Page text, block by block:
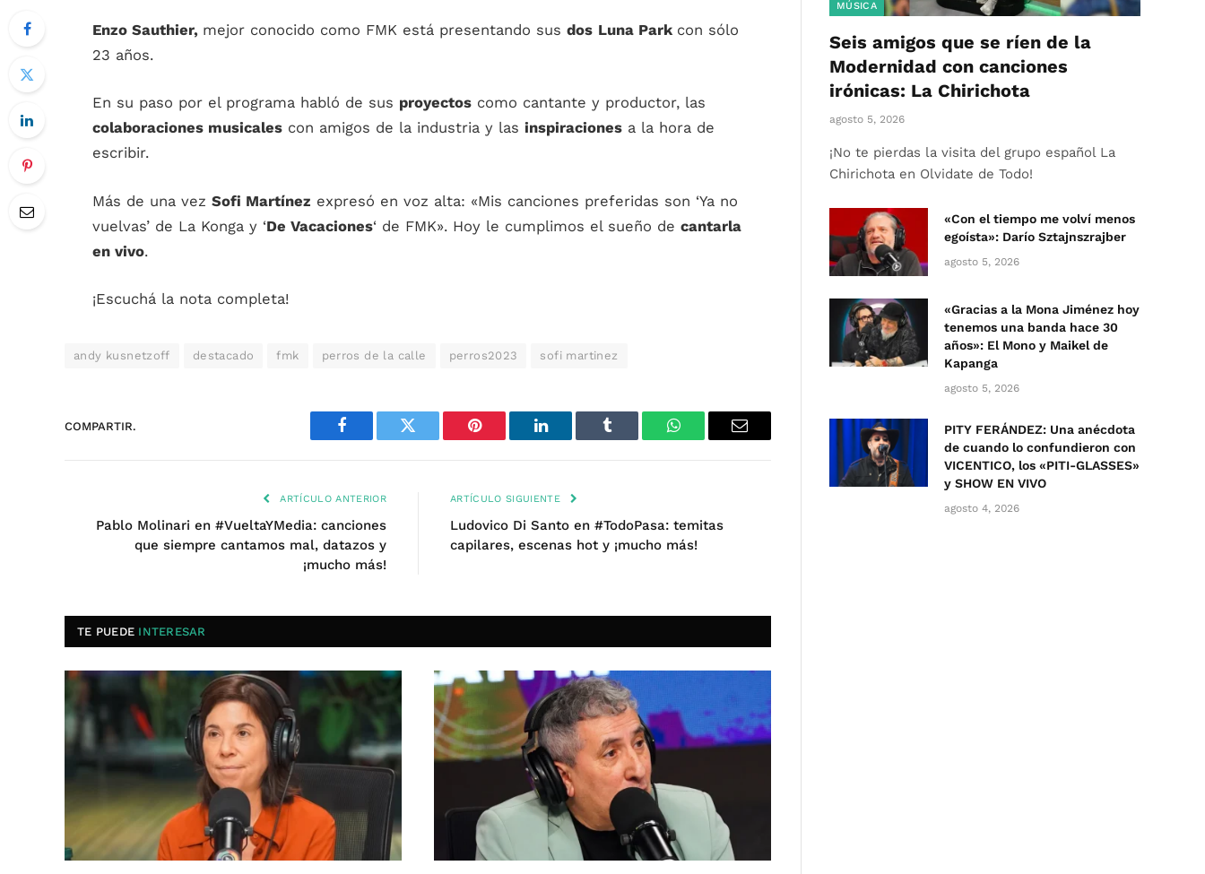
Enzo Sauthier, mejor conocido como FMK está presentando sus dos Luna Park con sólo
23 años.
En su paso por el programa habló de sus proyectos como cantante y productor, las
colaboraciones musicales con amigos de la industria y las inspiraciones a la hora de
escribir.
Más de una vez Sofi Martínez expresó en voz alta: «Mis canciones preferidas son ‘Ya no
vuelvas’ de La Konga y ‘De Vacaciones‘ de FMK». Hoy le cumplimos el sueño de cantarla
en vivo.
¡Escuchá la nota completa!
andy kusnetzoff destacado fmk perros de la calle perros2023 sofi martinez
COMPARTIR.
Facebook Twitter Pinterest LinkedIn Tumblr WhatsAppEmail
ARTÍCULO ANTERIOR
Pablo Molinari en #VueltaYMedia: canciones
que siempre cantamos mal, datazos y
¡mucho más!
ARTÍCULO SIGUIENTE
Ludovico Di Santo en #TodoPasa: temitas
capilares, escenas hot y ¡mucho más!
TE PUEDE INTERESAR
MÚSICA
Seis amigos que se ríen de la
Modernidad con canciones
irónicas: La Chirichota
agosto 5, 2026
¡No te pierdas la visita del grupo español La
Chirichota en Olvidate de Todo!
«Con el tiempo me volví menos
egoísta»: Darío Sztajnszrajber
agosto 5, 2026
«Gracias a la Mona Jiménez hoy
tenemos una banda hace 30
años»: El Mono y Maikel de
Kapanga
agosto 5, 2026
PITY FERÁNDEZ: Una anécdota
de cuando lo confundieron con
VICENTICO, los «PITI-GLASSES»
y SHOW EN VIVO
agosto 4, 2026